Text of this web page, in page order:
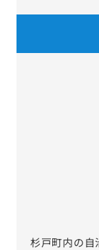
杉戸町内の自